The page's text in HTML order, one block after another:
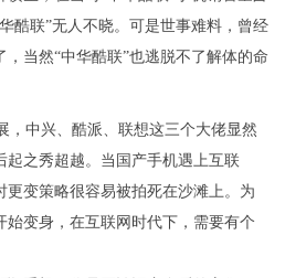
酷联”无人不晓。可是世事难料，曾经
当然“中华酷联”也逃脱不了解体的命
，中兴、酷派、联想这三个大佬显然
起之秀超越。当国产手机遇上互联
更变策略很容易被拍死在沙滩上。为
始变身，在互联网时代下，需要有个